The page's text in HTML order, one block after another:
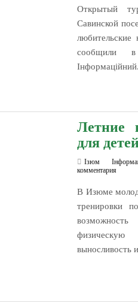
Открытый
Савинской
сообщили
Летние
для
Ізюм
комментария
В Изюме
тренировки
выносливость